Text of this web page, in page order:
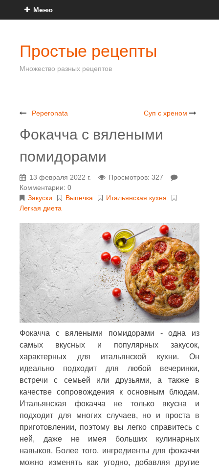
Меню
Простые рецепты
Множество разных рецептов
Peperonata Суп с хреном
Фокачча с вялеными
помидорами
13 февраля 2022 г.
Просмотров: 327
Комментарии: 0
Закуски
Выпечка
Итальянская кухня
Легкая диета
Фокачча с вялеными помидорами - одна из
самых вкусных и популярных закусок,
характерных для итальянской кухни. Он
идеально подходит для любой вечеринки,
встречи с семьей или друзьями, а также в
качестве сопровождения к основным блюдам.
Итальянская фокачча не только вкусна и
подходит для многих случаев, но и проста в
приготовлении, поэтому вы легко справитесь с
ней, даже не имея больших кулинарных
навыков. Более того, ингредиенты для фокаччи
можно изменять как угодно, добавляя другие